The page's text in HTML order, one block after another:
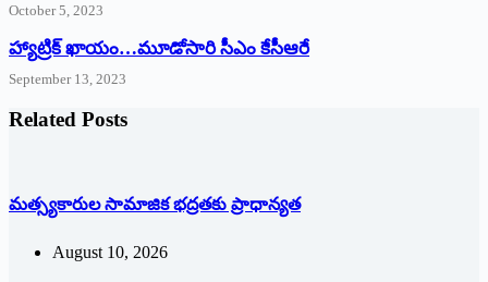
October 5, 2023
హ్యాట్రిక్‌ ‌ఖాయం…మూడోసారి సీఎం కేసీఆరే
September 13, 2023
Related Posts
మత్స్యకారుల సామాజిక భద్రతకు ప్రాధాన్యత
August 10, 2026